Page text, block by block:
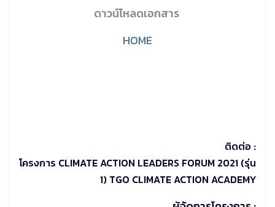
ดาวน์โหลดเอกสาร
HOME
ติดต่อ :
โครงการ CLIMATE ACTION LEADERS FORUM 2021 (รุ่น
1) TGO CLIMATE ACTION ACADEMY